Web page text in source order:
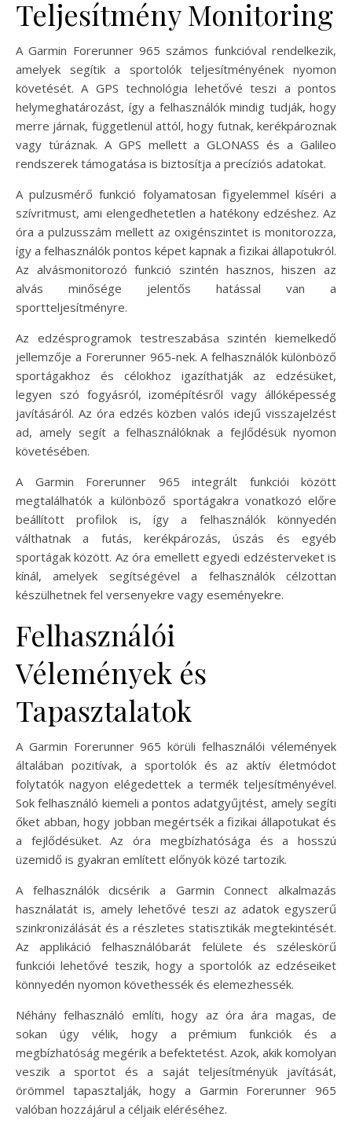
Teljesítmény Monitoring
A Garmin Forerunner 965 számos funkcióval rendelkezik,
amelyek segítik a sportolók teljesítményének nyomon
követését. A GPS technológia lehetővé teszi a pontos
helymeghatározást, így a felhasználók mindig tudják, hogy
merre járnak, függetlenül attól, hogy futnak, kerékpároznak
vagy túráznak. A GPS mellett a GLONASS és a Galileo
rendszerek támogatása is biztosítja a precíziós adatokat.
A pulzusmérő funkció folyamatosan figyelemmel kíséri a
szívritmust, ami elengedhetetlen a hatékony edzéshez. Az
óra a pulzusszám mellett az oxigénszintet is monitorozza,
így a felhasználók pontos képet kapnak a fizikai állapotukról.
Az alvásmonitorozó funkció szintén hasznos, hiszen az
alvás minősége jelentős hatással van a
sportteljesítményre.
Az edzésprogramok testreszabása szintén kiemelkedő
jellemzője a Forerunner 965-nek. A felhasználók különböző
sportágakhoz és célokhoz igazíthatják az edzésüket,
legyen szó fogyásról, izomépítésről vagy állóképesség
javításáról. Az óra edzés közben valós idejű visszajelzést
ad, amely segít a felhasználóknak a fejlődésük nyomon
követésében.
A Garmin Forerunner 965 integrált funkciói között
megtalálhatók a különböző sportágakra vonatkozó előre
beállított profilok is, így a felhasználók könnyedén
válthatnak a futás, kerékpározás, úszás és egyéb
sportágak között. Az óra emellett egyedi edzésterveket is
kínál, amelyek segítségével a felhasználók célzottan
készülhetnek fel versenyekre vagy eseményekre.
Felhasználói
Vélemények és
Tapasztalatok
A Garmin Forerunner 965 körüli felhasználói vélemények
általában pozitívak, a sportolók és az aktív életmódot
folytatók nagyon elégedettek a termék teljesítményével.
Sok felhasználó kiemeli a pontos adatgyűjtést, amely segíti
őket abban, hogy jobban megértsék a fizikai állapotukat és
a fejlődésüket. Az óra megbízhatósága és a hosszú
üzemidő is gyakran említett előnyök közé tartozik.
A felhasználók dicsérik a Garmin Connect alkalmazás
használatát is, amely lehetővé teszi az adatok egyszerű
szinkronizálását és a részletes statisztikák megtekintését.
Az applikáció felhasználóbarát felülete és széleskörű
funkciói lehetővé teszik, hogy a sportolók az edzéseiket
könnyedén nyomon követhessék és elemezhessék.
Néhány felhasználó említi, hogy az óra ára magas, de
sokan úgy vélik, hogy a prémium funkciók és a
megbízhatóság megérik a befektetést. Azok, akik komolyan
veszik a sportot és a saját teljesítményük javítását,
örömmel tapasztalják, hogy a Garmin Forerunner 965
valóban hozzájárul a céljaik eléréséhez.